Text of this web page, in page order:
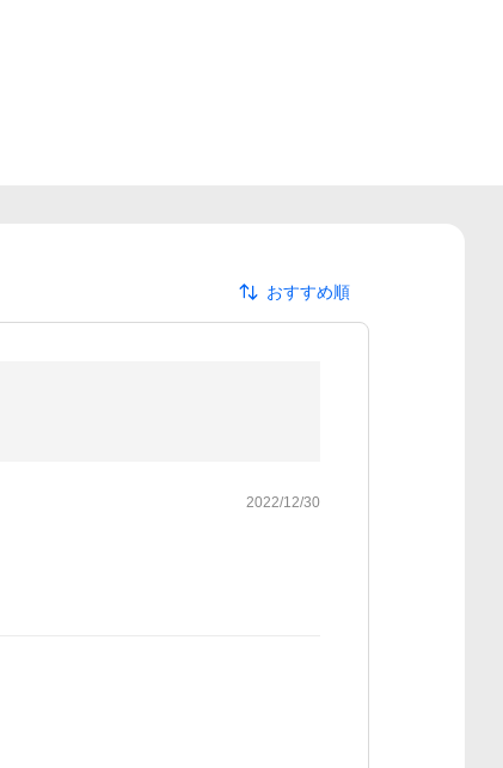
おすすめ順
2022/12/30